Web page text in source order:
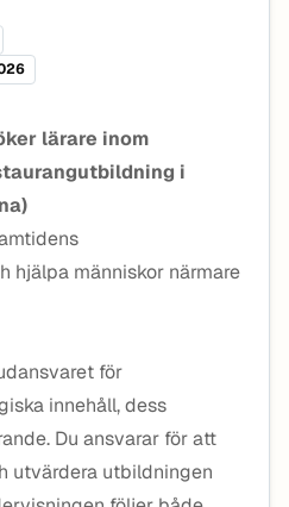
lärare inom
i
hjälpa människor närmare
för
innehåll, dess
Du ansvarar för att
utvärdera utbildningen